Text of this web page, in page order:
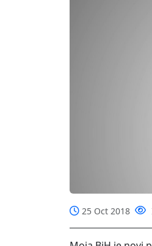
25 Oct 2018